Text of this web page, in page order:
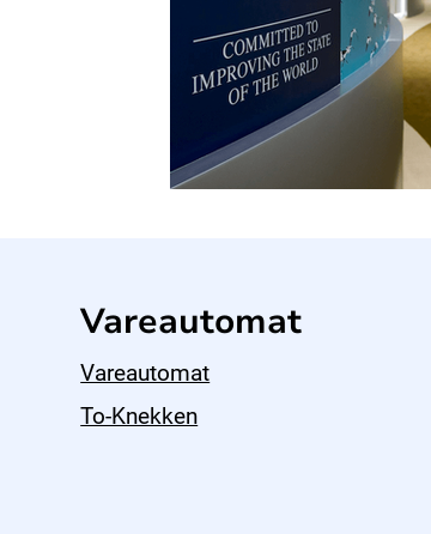
Vareautomat
Vareautomat
To-Knekken